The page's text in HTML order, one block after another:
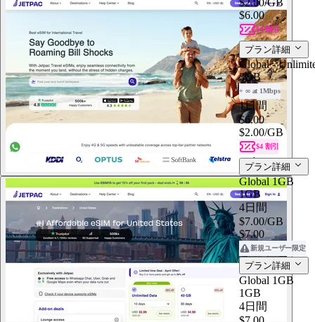
$6.00
$4 割引
プラン詳細
Global -
3GB
+ ∞ at 1Mbps
1日間
$6.00
$2.00/GB
$4 割引
プラン詳細
Global 1GB
1GB
4日間
$7.00/GB
$7.00
新規ユーザー限定
プラン詳細
Global 1GB
1GB
4日間